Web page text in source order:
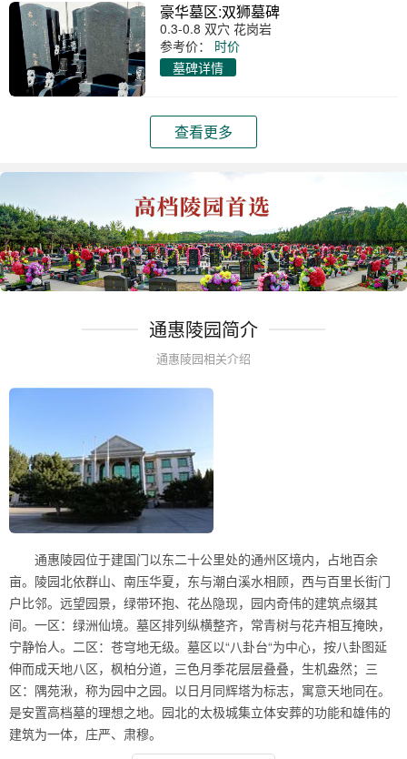
豪华墓区:双狮墓碑
0.3-0.8 双穴 花岗岩
参考价：
时价
墓碑详情
查看更多
通惠陵园简介
通惠陵园相关介绍
通惠陵园位于建国门以东二十公里处的通州区境内，占地百余
亩。陵园北依群山、南压华夏，东与潮白溪水相顾，西与百里长街门
户比邻。远望园景，绿带环抱、花丛隐现，园内奇伟的建筑点缀其
间。一区：绿洲仙境。墓区排列纵横整齐，常青树与花卉相互掩映，
宁静怡人。二区：苍穹地无级。墓区以“八卦台“为中心，按八卦图延
伸而成天地八区，枫柏分道，三色月季花层层叠叠，生机盎然；三
区：隅苑湫，称为园中之园。以日月同辉塔为标志，寓意天地同在。
是安置高档墓的理想之地。园北的太极城集立体安葬的功能和雄伟的
建筑为一体，庄严、肃穆。